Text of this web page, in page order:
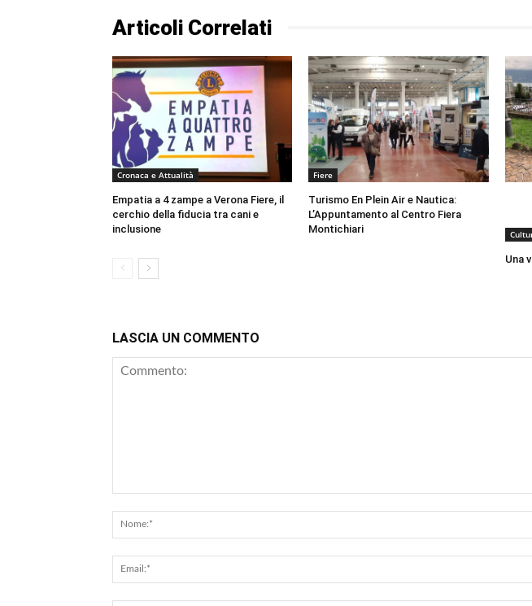
Articoli Correlati
Cronaca e Attualità
Empatia a 4 zampe a Verona Fiere, il
cerchio della fiducia tra cani e
inclusione
Fiere
Turismo En Plein Air e Nautica:
L’Appuntamento al Centro Fiera
Montichiari
Una
LASCIA UN COMMENTO